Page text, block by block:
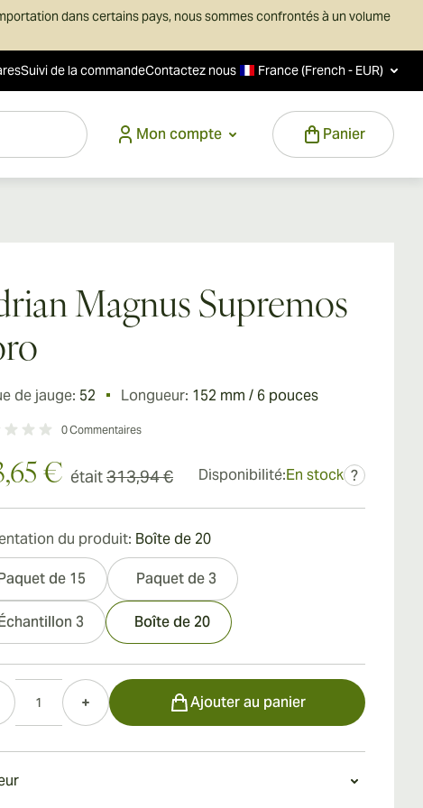
dans certains pays, nous sommes confrontés à un volume
Suivi de la commandeContactez nous France (French - EUR)
Mon compte
Panier
Magnus Supremos
de jauge: 52 Longueur: 152 mm / 6 pouces
0Commentaires
€ était313,94 € Disponibilité:En stock ?
du produit: Boîte de 20
de 15 Paquet de 3
3 Boîte de 20
Ajouter au panier